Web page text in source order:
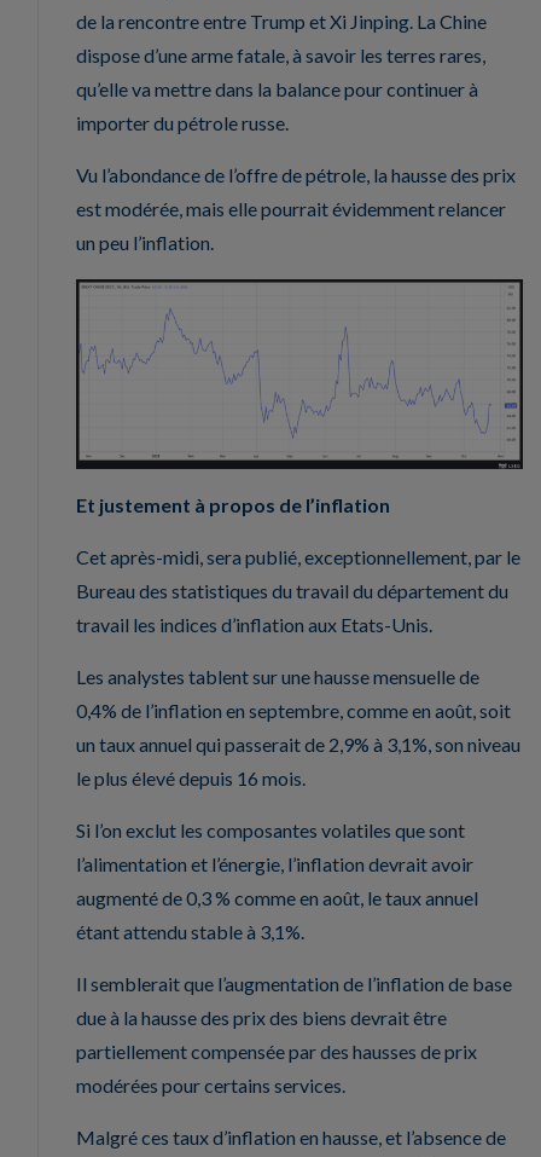
de la rencontre entre Trump et Xi Jinping. La Chine
dispose d’une arme fatale, à savoir les terres rares,
qu’elle va mettre dans la balance pour continuer à
importer du pétrole russe.
Vu l’abondance de l’offre de pétrole, la hausse des prix
est modérée, mais elle pourrait évidemment relancer
un peu l’inflation.
Et justement à propos de l’inflation
Cet après-midi, sera publié, exceptionnellement, par le
Bureau des statistiques du travail du département du
travail les indices d’inflation aux Etats-Unis.
Les analystes tablent sur une hausse mensuelle de
0,4% de l’inflation en septembre, comme en août, soit
un taux annuel qui passerait de 2,9% à 3,1%, son niveau
le plus élevé depuis 16 mois.
Si l’on exclut les composantes volatiles que sont
l’alimentation et l’énergie, l’inflation devrait avoir
augmenté de 0,3 % comme en août, le taux annuel
étant attendu stable à 3,1%.
Il semblerait que l’augmentation de l’inflation de base
due à la hausse des prix des biens devrait être
partiellement compensée par des hausses de prix
modérées pour certains services.
Malgré ces taux d’inflation en hausse, et l’absence de